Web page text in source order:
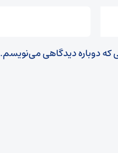
که دوباره دیدگاهی می‌نویسم.